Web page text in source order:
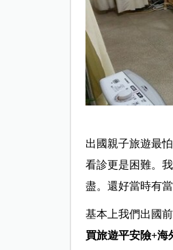
出國親子旅遊最
看診更是困難。
盡。 還好當時有
基本上我們出國
買旅遊平安險+海